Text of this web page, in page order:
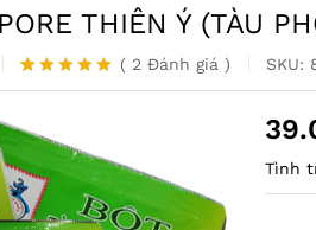
THIÊN Ý (TÀU
5.00trên 5
2
đánh giá
( 2 Đánh giá ) SKU:
Tình